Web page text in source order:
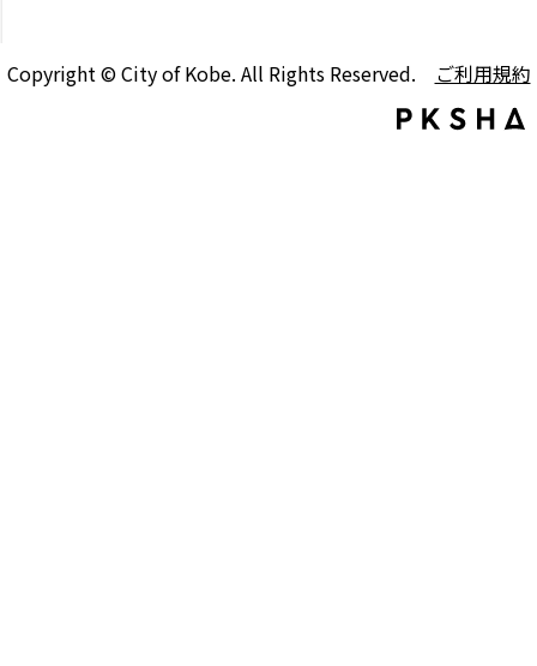
Copyright © City of Kobe. All Rights Reserved. ご利用規約